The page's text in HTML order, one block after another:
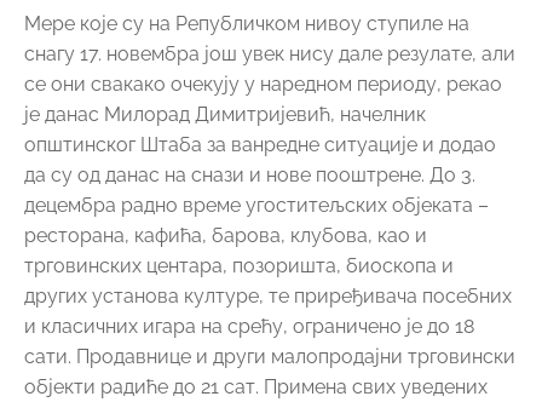
Мере које су на Републичком нивоу ступиле на
снагу 17. новембра још увек нису дале резулате, али
се они свакако очекују у наредном периоду, рекао
је данас Милорад Димитријевић, начелник
општинског Штаба за ванредне ситуације и додао
да су од данас на снази и нове пооштрене. До 3.
децембра радно време угоститељских објеката –
ресторана, кафића, барова, клубова, као и
трговинских центара, позоришта, биоскопа и
других установа културе, те приређивача посебних
и класичних игара на срећу, ограничено је до 18
сати. Продавнице и други малопродајни трговински
објекти радиће до 21 сат. Примена свих уведених